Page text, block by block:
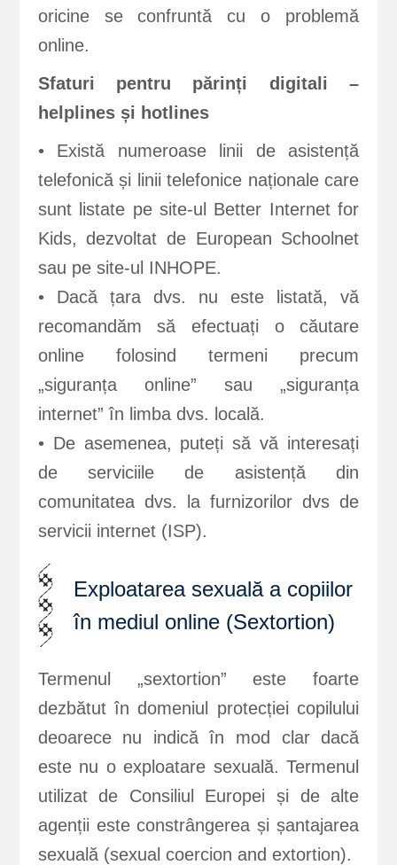
oricine se confruntă cu o problemă
online.
Sfaturi pentru părinți digitali –
helplines și hotlines
• Există numeroase linii de asistență
telefonică și linii telefonice naționale care
sunt listate pe site-ul Better Internet for
Kids, dezvoltat de European Schoolnet
sau pe site-ul INHOPE.
• Dacă țara dvs. nu este listată, vă
recomandăm să efectuați o căutare
online folosind termeni precum
„siguranța online” sau „siguranța
internet” în limba dvs. locală.
• De asemenea, puteți să vă interesați
de serviciile de asistență din
comunitatea dvs. la furnizorilor dvs de
servicii internet (ISP).
Exploatarea sexuală a copiilor
în mediul online (Sextortion)
Termenul „sextortion” este foarte
dezbătut în domeniul protecției copilului
deoarece nu indică în mod clar dacă
este nu o exploatare sexuală. Termenul
utilizat de Consiliul Europei și de alte
agenții este constrângerea și șantajarea
sexuală (sexual coercion and extortion).